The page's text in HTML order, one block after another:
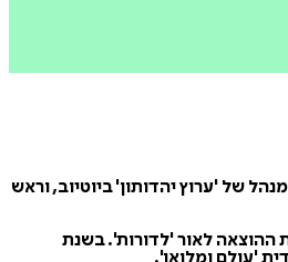
יוזם ומנהל של 'ערוץ יהדותון' ביוטיוב, וראש
לאור 'לדורות'. בשנת